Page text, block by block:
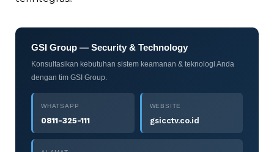
GSI Group — Security & Technology
Konsultasikan kebutuhan sistem keamanan & teknologi Anda
dengan tim GSI Group.
WHATSAPP
0811-325-111
WEBSITE
gsicctv.co.id